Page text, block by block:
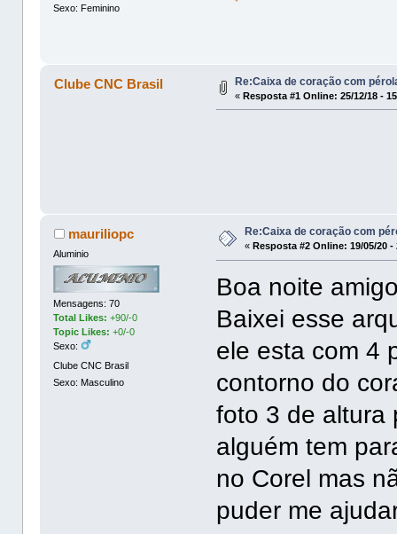
Sexo: Feminino
Clube CNC Brasil Re:Caixa de coração com
«Resposta #1 Online: 25/12/18 -
mauriliopc
Aluminio
Mensagens: 70
Total Likes:+90/-0
Topic Likes: +0/-0
Sexo:
Clube CNC Brasil
Sexo: Masculino
Re:Caixa de coração com
«Resposta #2 Online: 19/05/20 -
Boa noite
Baixei esse
ele esta com 4
contorno do
foto 3 de altura
alguém tem
no Corel mas
puder me